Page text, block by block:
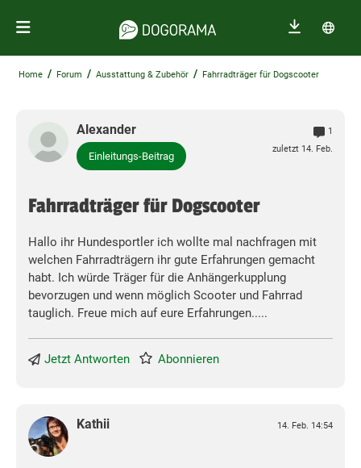
Home / Forum / Ausstattung & Zubehör / Fahrradträger für Dogscooter
Alexander
Einleitungs-Beitrag
1
zuletzt 14. Feb.
Fahrradträger für Dogscooter
Hallo ihr Hundesportler ich wollte mal nachfragen mit
welchen Fahrradträgern ihr gute Erfahrungen gemacht
habt. Ich würde Träger für die Anhängerkupplung
bevorzugen und wenn möglich Scooter und Fahrrad
tauglich. Freue mich auf eure Erfahrungen.....
Jetzt Antworten Abonnieren
Kathii 14. Feb. 14:54